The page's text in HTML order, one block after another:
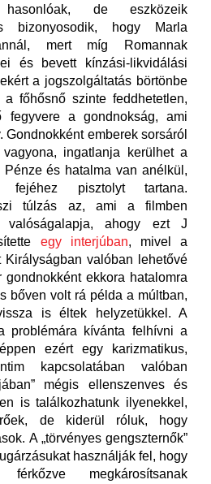
de eszközeik
bizonyosodik, hogy Marla
mert míg Romannak
és bevett kínzási-likvidálási
a jogszolgáltatás börtönbe
főhősnő szinte feddhetetlen,
fegyvere a gondnokság, ami
Gondnokként emberek sorsáról
ingatlanja kerülhet a
és hatalma van anélkül,
pisztolyt tartana.
túlzás az, ami a filmben
ahogy ezt J
egy interjúban, mivel a
Királyságban valóban lehetővé
ekkora hatalomra
bőven volt rá példa a múltban,
is éltek helyzetükkel. A
problémára kívánta felhívni a
ezért egy karizmatikus,
kapcsolatában valóban
mégis ellenszenves és
is találkozhatunk ilyenekkel,
de kiderül róluk, hogy
A „törvényes gengszternők”
használják fel, hogy
megkárosítsanak